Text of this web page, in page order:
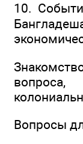
10.
Вопросы